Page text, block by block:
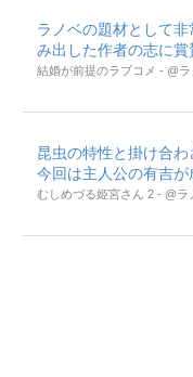
ラノベの題材として
み出した作者の志に賞
結婚が前提のラブコメ - @
昆虫の特性と掛け合わ
今回は主人公の有吉が
むしめづる姫宮さん 2 - @ラ